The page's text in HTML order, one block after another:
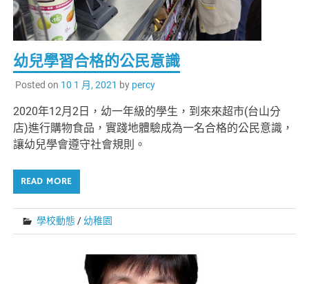
幼兒學習合格的公民意識
Posted on 10 1 月, 2021 by percy
2020年12月2日，幼一年級的學生，到來來超市(台山分
店)進行購物食品，實踐地體驗成為一名合格的公民意識，
讓幼兒學會遵守社會規則。
READ MORE
學校動態 / 幼稚園